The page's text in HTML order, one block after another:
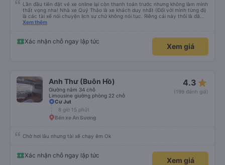
Lần đầu tiên đặt vé xe online lại còn thanh toán trước nhưng không làm mình
thất vọng nha! Nhà xe Quý Thảo là xe khách duy nhất (Đối với mình từng đi)
là các tài xế nói chuyện lịch sự chứ không nói tục. Riêng cái này thôi là đã
đánh giá 5 sao rồi. Chú tài xế còn uống pepsi rất dễ thương chứ không có
Xem thêm
Xác nhận chỗ ngay lập tức
Xem giá
Anh Thư (Buôn Hồ)
Giường nằm 34 chỗ
Limousine giường phòng 22 chỗ
4.3 star_rate
(199 đánh giá)
Cư Jut
8 giờ 15 phút
Bến xe An Sương
Chờ hơi lâu nhưng tài xế chạy êm Ok
Xác nhận chỗ ngay lập tức
Xem giá